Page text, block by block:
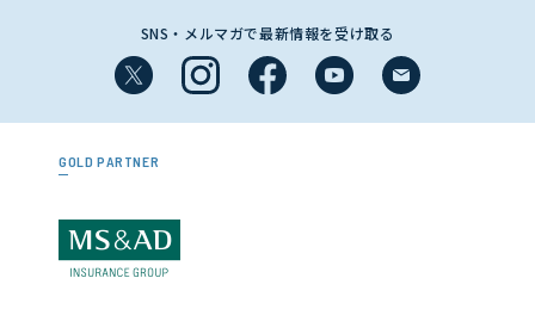
SNS・メルマガで最新情報を受け取る
GOLD PARTNER